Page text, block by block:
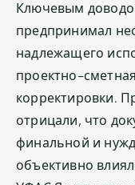
Ключевым
предпринимал
надлежащего
проектно-
корректировки.
отрицали, что
финальной и
объективно